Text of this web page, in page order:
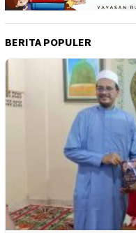
BERITA POPULER